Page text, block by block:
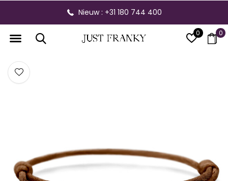
0 0
Nieuw : +31 180 744 400